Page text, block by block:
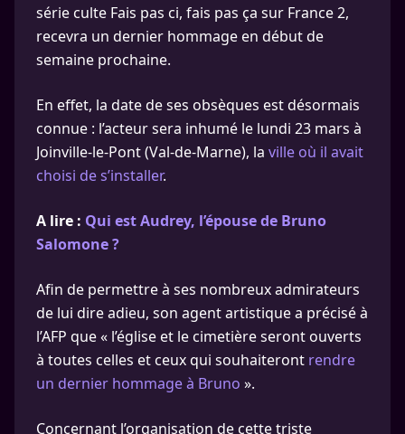
série culte Fais pas ci, fais pas ça sur France 2,
recevra un dernier hommage en début de
semaine prochaine.
En effet, la date de ses obsèques est désormais
connue : l’acteur sera inhumé le lundi 23 mars à
Joinville-le-Pont (Val-de-Marne), la ville où il avait
choisi de s’installer.
A lire : Qui est Audrey, l’épouse de Bruno
Salomone ?
Afin de permettre à ses nombreux admirateurs
de lui dire adieu, son agent artistique a précisé à
l’AFP que « l’église et le cimetière seront ouverts
à toutes celles et ceux qui souhaiteront rendre
un dernier hommage à Bruno ».
Concernant l’organisation de cette triste